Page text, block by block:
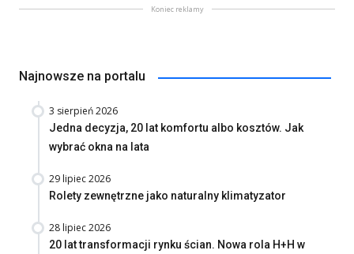
Koniec reklamy
Najnowsze na portalu
3 sierpień 2026
Jedna decyzja, 20 lat komfortu albo kosztów. Jak
wybrać okna na lata
29 lipiec 2026
Rolety zewnętrzne jako naturalny klimatyzator
28 lipiec 2026
20 lat transformacji rynku ścian. Nowa rola H+H w